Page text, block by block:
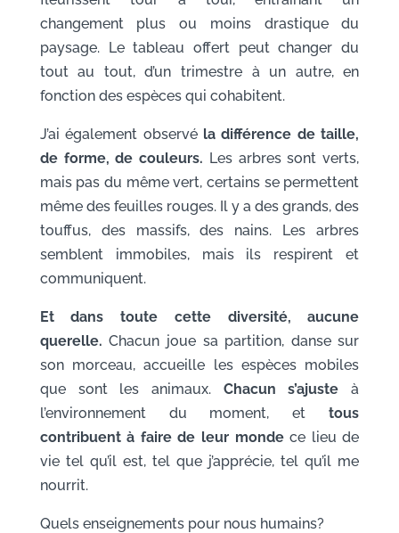
changement plus ou moins drastique du
paysage. Le tableau offert peut changer du
tout au tout, d’un trimestre à un autre, en
fonction des espèces qui cohabitent.
J’ai également observé la différence de taille,
de forme, de couleurs. Les arbres sont verts,
mais pas du même vert, certains se permettent
même des feuilles rouges. Il y a des grands, des
touffus, des massifs, des nains. Les arbres
semblent immobiles, mais ils respirent et
communiquent.
Et dans toute cette diversité, aucune
querelle.Chacun joue sa partition, danse sur
son morceau, accueille les espèces mobiles
que sont les animaux. Chacun s’ajusteà
l’environnement du moment, ettous
contribuent à faire de leur mondece lieu de
vie tel qu’il est, tel que j’apprécie, tel qu’il me
nourrit.
Quels enseignements pour nous humains?